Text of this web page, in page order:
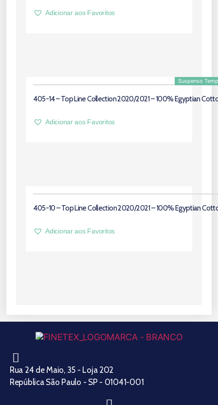
Adicionar aos Favoritos
Suspenso
405-14 – Top Line Collection 2020/2021 – 100% Egyptian
Adicionar aos Favoritos
405-10 – Top Line Collection 2020/2021 – 100% Egyptian
Adicionar aos Favoritos
Rua 24 de Maio, 35 - Loja 202
República São Paulo - SP - 01041-001